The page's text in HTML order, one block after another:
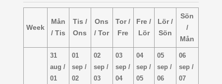
Week
Mån
/ Tis
Tis /
Ons
Ons
/ Tor
Tor /
Fre
Fre /
Lör
Lör /
Sön
Sön
/
Mån
31
aug /
01
01
sep /
02
02
sep /
03
03
sep /
04
04
sep /
05
05
sep /
06
06
sep /
07